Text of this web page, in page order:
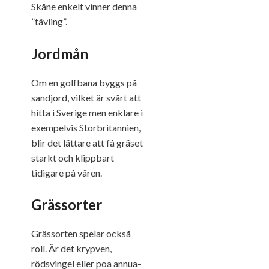
Skåne enkelt vinner denna
”tävling”.
Jordmån
Om en golfbana byggs på
sandjord, vilket är svårt att
hitta i Sverige men enklare i
exempelvis Storbritannien,
blir det lättare att få gräset
starkt och klippbart
tidigare på våren.
Grässorter
Grässorten spelar också
roll. Är det krypven,
rödsvingel eller poa annua-